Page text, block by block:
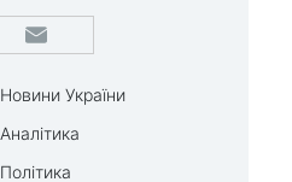
Новини України
Аналітика
Політика